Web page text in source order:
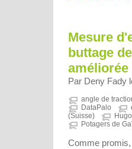
Mesure
buttage
améliorée
Par Deny Fady
angle de
DataPalo
(Suisse)
Potagers de
Comme